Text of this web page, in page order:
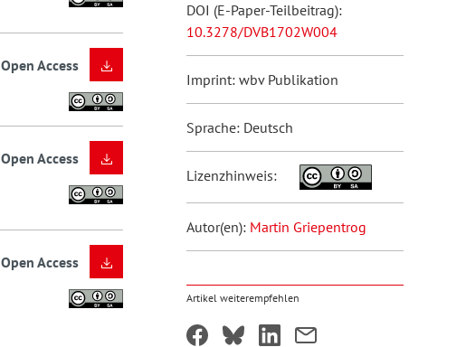
Open Access
Open Access
Open Access
DOI (E-Paper-Teilbeitrag):
10.3278/DVB1702W004
Imprint: wbv Publikation
Sprache: Deutsch
Lizenzhinweis:
Autor(en): Martin Griepentrog
Artikel weiterempfehlen